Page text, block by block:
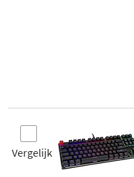
Vergelijk